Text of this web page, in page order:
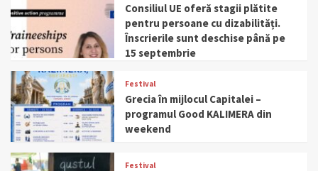
Consiliul UE oferă stagii plătite
pentru persoane cu dizabilități.
Înscrierile sunt deschise până pe
15 septembrie
Festival
Grecia în mijlocul Capitalei –
programul Good KALIMERA din
weekend
Festival